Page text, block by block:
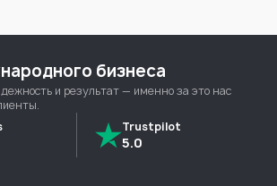
бизнеса
и результат — именно за это нас
Trustpilot
5.0